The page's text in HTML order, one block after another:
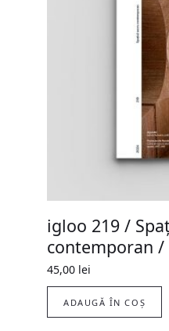
igloo 219 /
contemporan
45,00 lei
ADAUGĂ ÎN COȘ